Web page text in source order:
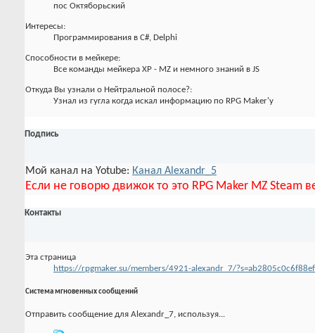
пос Октяборьский
Интересы:
Программирования в C#, Delphi
Способности в мейкере:
Все команды мейкера XP - MZ и немного знаний в JS
Откуда Вы узнали о Нейтральной полосе?:
Узнал из гугла когда искал информацию по RPG Maker'у
Подпись
Мой канал на Yotube: Канал Alexandr_5
Если не говорю движок то это RPG Maker MZ Steam
Контакты
Эта страница
https://rpgmaker.su/members/4921-alexandr_7/
Система мгновенных сообщений
Отправить сообщение для Alexandr_7, используя...